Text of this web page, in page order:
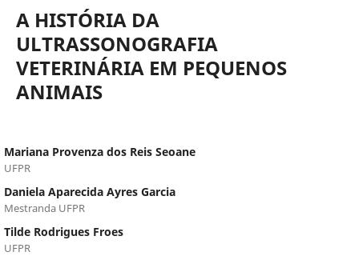
A HISTÓRIA DA
ULTRASSONOGRAFIA
VETERINÁRIA EM PEQUENOS
ANIMAIS
Mariana Provenza dos Reis Seoane
UFPR
Daniela Aparecida Ayres Garcia
Mestranda UFPR
Tilde Rodrigues Froes
UFPR